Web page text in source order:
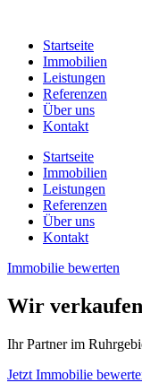
Startseite
Immobilien
Leistungen
Referenzen
Über uns
Kontakt
Startseite
Immobilien
Leistungen
Referenzen
Über uns
Kontakt
Immobilie bewerten
Wir
Ihr Partner im
Jetzt Immobilie